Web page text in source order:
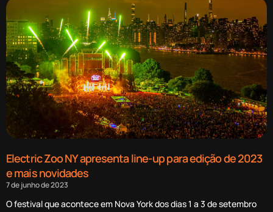
Electric Zoo NY apresenta line-up para edição de 2023
e mais novidades
7 de junho de 2023
O festival que acontece em Nova York dos dias 1 a 3 de setembro